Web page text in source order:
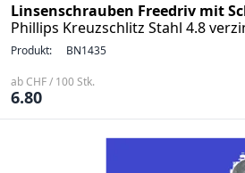
Linsenschrauben Freedriv mit
Phillips Kreuzschlitz Stahl 4.8
Produkt: BN1435
ab CHF / 100 Stk.
6.80